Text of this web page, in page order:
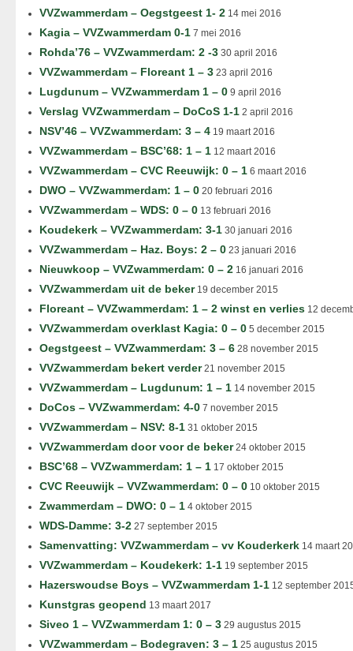
VVZwammerdam – Oegstgeest 1- 2 14 mei 2016
Kagia – VVZwammerdam 0-1 7 mei 2016
Rohda’76 – VVZwammerdam: 2 -3 30 april 2016
VVZwammerdam – Floreant 1 – 3 23 april 2016
Lugdunum – VVZwammerdam 1 – 0 9 april 2016
Verslag VVZwammerdam – DoCoS 1-1 2 april 2016
NSV’46 – VVZwammerdam: 3 – 4 19 maart 2016
VVZwammerdam – BSC’68: 1 – 1 12 maart 2016
VVZwammerdam – CVC Reeuwijk: 0 – 1 6 maart 2016
DWO – VVZwammerdam: 1 – 0 20 februari 2016
VVZwammerdam – WDS: 0 – 0 13 februari 2016
Koudekerk – VVZwammerdam: 3-1 30 januari 2016
VVZwammerdam – Haz. Boys: 2 – 0 23 januari 2016
Nieuwkoop – VVZwammerdam: 0 – 2 16 januari 2016
VVZwammerdam uit de beker19 december 2015
Floreant – VVZwammerdam: 1 – 2 winst en verlies 12
VVZwammerdam overklast Kagia: 0 – 0 5 december 2015
Oegstgeest – VVZwammerdam: 3 – 6 28 november 2015
VVZwammerdam bekert verder21 november 2015
VVZwammerdam – Lugdunum: 1 – 1 14 november 2015
DoCos – VVZwammerdam: 4-0 7 november 2015
VVZwammerdam – NSV: 8-1 31 oktober 2015
VVZwammerdam door voor de beker24 oktober 2015
BSC’68 – VVZwammerdam: 1 – 1 17 oktober 2015
CVC Reeuwijk – VVZwammerdam: 0 – 0 10 oktober 2015
Zwammerdam – DWO: 0 – 1 4 oktober 2015
WDS-Damme: 3-2 27 september 2015
Samenvatting: VVZwammerdam – vv Kouderkerk 14 maart
VVZwammerdam – Koudekerk: 1-1 19 september 2015
Hazerswoudse Boys – VVZwammerdam 1-1 12 september
Kunstgras geopend 13 maart 2017
Siveo 1 – VVZwammerdam 1: 0 – 3 29 augustus 2015
VVZwammerdam – Bodegraven: 3 – 1 25 augustus 2015